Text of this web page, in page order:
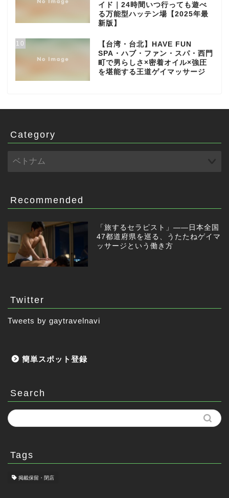
イド｜24時間いつ行っても遊べ
る万能型ハッテン場【2025年最
新版】
10
【台湾・台北】HAVE FUN
SPA・ハブ・ファン・スパ・西門
町で男らしさ×密着オイル×強圧
を堪能する王道ゲイマッサージ
Category
Recommended
「旅するセラピスト」——日本全国
47都道府県を巡る、うたたねゲイマ
ッサージという働き方
Twitter
Tweets by gaytravelnavi
簡単スポット登録
Search
Tags
掲載保留・閉店